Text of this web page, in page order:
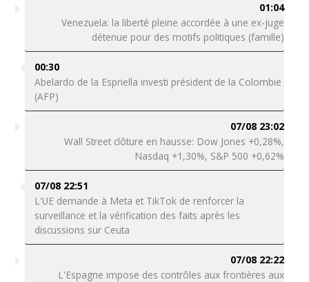
01:04
Venezuela: la liberté pleine accordée à une ex-juge
détenue pour des motifs politiques (famille)
00:30
Abelardo de la Espriella investi président de la Colombie
(AFP)
07/08 23:02
Wall Street clôture en hausse: Dow Jones +0,28%,
Nasdaq +1,30%, S&P 500 +0,62%
07/08 22:51
L'UE demande à Meta et TikTok de renforcer la
surveillance et la vérification des faits après les
discussions sur Ceuta
07/08 22:22
L'Espagne impose des contrôles aux frontières aux